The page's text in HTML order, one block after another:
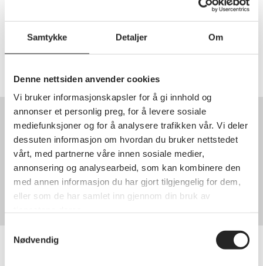
Samtykke Detaljer Om
Denne nettsiden anvender cookies
Vi bruker informasjonskapsler for å gi innhold og
annonser et personlig preg, for å levere sosiale
mediefunksjoner og for å analysere trafikken vår. Vi deler
dessuten informasjon om hvordan du bruker nettstedet
vårt, med partnerne våre innen sosiale medier,
annonsering og analysearbeid, som kan kombinere den
med annen informasjon du har gjort tilgjengelig for dem,
eller som de har samlet inn gjennom din bruk av
Nødvendig
Bli medlem
Kontakt oss
Styret
Frank Bertheussen
90694946
ulvsvaage6@gmail.com
Organisasjonsnummer